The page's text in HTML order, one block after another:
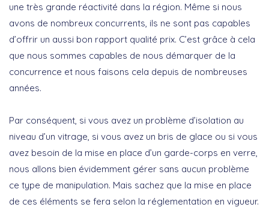
une très grande réactivité dans la région. Même si nous
avons de nombreux concurrents, ils ne sont pas capables
d’offrir un aussi bon rapport qualité prix. C’est grâce à cela
que nous sommes capables de nous démarquer de la
concurrence et nous faisons cela depuis de nombreuses
années.
Par conséquent, si vous avez un problème d’isolation au
niveau d’un vitrage, si vous avez un bris de glace ou si vous
avez besoin de la mise en place d’un garde-corps en verre,
nous allons bien évidemment gérer sans aucun problème
ce type de manipulation. Mais sachez que la mise en place
de ces éléments se fera selon la réglementation en vigueur.